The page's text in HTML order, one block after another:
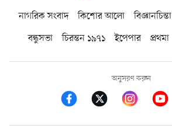
নাগরিক সংবাদ কিশোর আলো বিজ্ঞানচিন্তা
বন্ধুসভা
চিরন্তন ১৯৭১ ইপেপার প্রথমা
অনুসরণ করুন